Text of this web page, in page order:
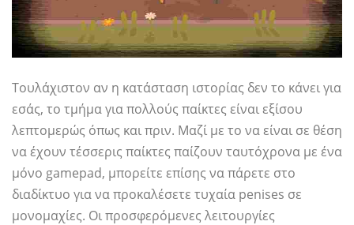
Τουλάχιστον αν η κατάσταση ιστορίας δεν το κάνει για
εσάς, το τμήμα για πολλούς παίκτες είναι εξίσου
λεπτομερώς όπως και πριν. Μαζί με το να είναι σε θέση
να έχουν τέσσερις παίκτες παίζουν ταυτόχρονα με ένα
μόνο gamepad, μπορείτε επίσης να πάρετε στο
διαδίκτυο για να προκαλέσετε τυχαία penises σε
μονομαχίες. Οι προσφερόμενες λειτουργίες